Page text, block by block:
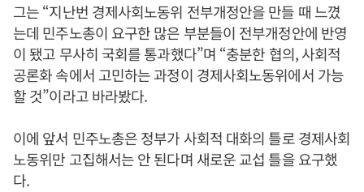
그는 “지난번 경제사회노동위 전부개정안을 만들 때 느꼈
는데 민주노총이 요구한 많은 부분들이 전부개정안에 반영
이 됐고 무사히 국회를 통과했다”며 “충분한 협의, 사회적
공론화 속에서 고민하는 과정이 경제사회노동위에서 가능
할 것”이라고 바라봤다.
이에 앞서 민주노총은 정부가 사회적 대화의 틀로 경제사회
노동위만 고집해서는 안 된다며 새로운 교섭 틀을 요구했
다.